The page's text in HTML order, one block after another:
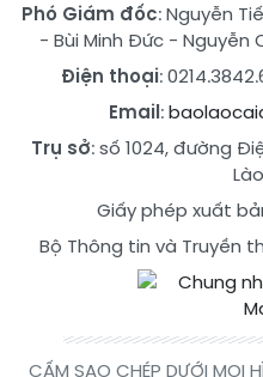
Phó Giám đốc:Nguyễn
- Bùi Minh Đức- Nguyễn
Điện thoại:
Email:
Trụ sở: số 1024, đường
Giấy phép xuất
Bộ Thông tin và Truyền
CẤM SAO CHÉP DƯỚI MỌI